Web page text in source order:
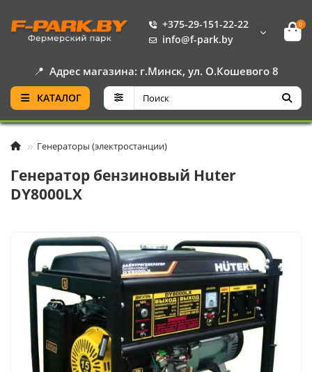
+375-29-151-22-22
info@f-park.by
0
📍 Адрес магазина: г.Минск, ул. О.Кошевого 8
КАТАЛОГ
Генераторы (электростанции)
Генератор бензиновый Huter
DY8000LX